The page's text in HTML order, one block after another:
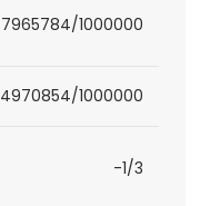
7965784/1000000
4970854/1000000
-1/3